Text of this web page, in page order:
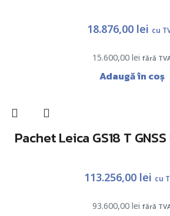
15.600,00 lei fără
18.876,00 lei cu
Adaugă în coș
Pachet Leica GS18 T
93.600,00 lei fără
113.256,00 lei cu